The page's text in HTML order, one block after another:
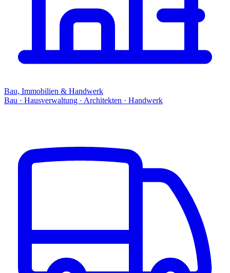
Bau, Immobilien & Handwerk
Bau · Hausverwaltung · Architekten · Handwerk